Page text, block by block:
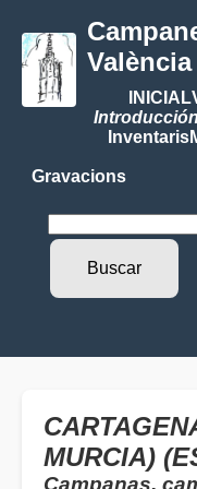
València
INICIAL
Inventaris
Gravacions
MURCIA)
Campanas,